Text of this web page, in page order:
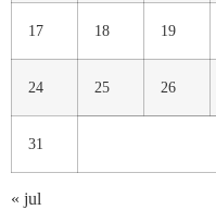
17 18 19
24 25 26
31
« jul